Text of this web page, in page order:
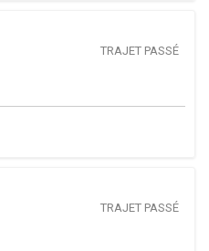
TRAJET PASSÉ
TRAJET PASSÉ